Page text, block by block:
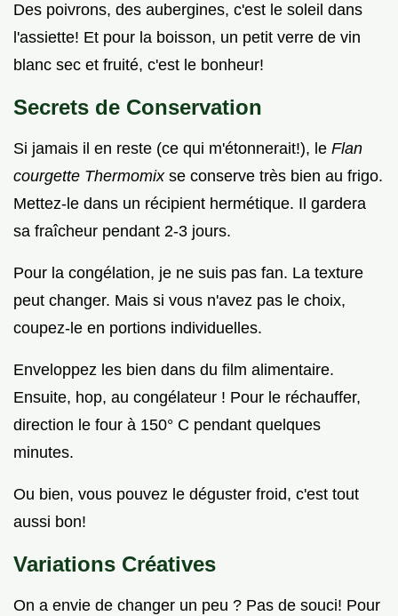
Des poivrons, des aubergines, c'est le soleil dans
l'assiette! Et pour la boisson, un petit verre de vin
blanc sec et fruité, c'est le bonheur!
Secrets de Conservation
Si jamais il en reste (ce qui m'étonnerait!), le Flan
courgette Thermomix se conserve très bien au frigo.
Mettez-le dans un récipient hermétique. Il gardera
sa fraîcheur pendant 2-3 jours.
Pour la congélation, je ne suis pas fan. La texture
peut changer. Mais si vous n'avez pas le choix,
coupez-le en portions individuelles.
Enveloppez les bien dans du film alimentaire.
Ensuite, hop, au congélateur ! Pour le réchauffer,
direction le four à 150° C pendant quelques
minutes.
Ou bien, vous pouvez le déguster froid, c'est tout
aussi bon!
Variations Créatives
On a envie de changer un peu ? Pas de souci! Pour